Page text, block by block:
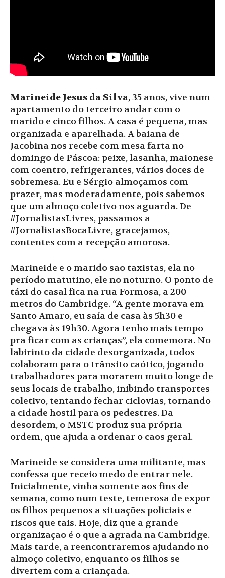
Marineide Jesus da Silva, 35 anos, vive num
apartamento do terceiro andar com o
marido e cinco filhos. A casa é pequena, mas
organizada e aparelhada. A baiana de
Jacobina nos recebe com mesa farta no
domingo de Páscoa: peixe, lasanha, maionese
com coentro, refrigerantes, vários doces de
sobremesa. Eu e Sérgio almoçamos com
prazer, mas moderadamente, pois sabemos
que um almoço coletivo nos aguarda. De
#JornalistasLivres, passamos a
#JornalistasBocaLivre, gracejamos,
contentes com a recepção amorosa.
Marineide e o marido são taxistas, ela no
período matutino, ele no noturno. O ponto de
táxi do casal fica na rua Formosa, a 200
metros do Cambridge. “A gente morava em
Santo Amaro, eu saía de casa às 5h30 e
chegava às 19h30. Agora tenho mais tempo
pra ficar com as crianças”, ela comemora. No
labirinto da cidade desorganizada, todos
colaboram para o trânsito caótico, jogando
trabalhadores para morarem muito longe de
seus locais de trabalho, inibindo transportes
coletivo, tentando fechar ciclovias, tornando
a cidade hostil para os pedestres. Da
desordem, o MSTC produz sua própria
ordem, que ajuda a ordenar o caos geral.
Marineide se considera uma militante, mas
confessa que receio medo de entrar nele.
Inicialmente, vinha somente aos fins de
semana, como num teste, temerosa de expor
os filhos pequenos a situações policiais e
riscos que tais. Hoje, diz que a grande
organização é o que a agrada na Cambridge.
Mais tarde, a reencontraremos ajudando no
almoço coletivo, enquanto os filhos se
divertem com a criançada.